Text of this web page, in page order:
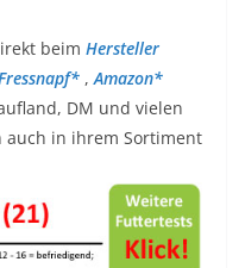
beim Hersteller
,Amazon*
DM und vielen
auch in ihrem Sortiment